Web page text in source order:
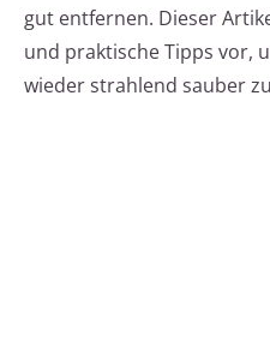
gut entfernen. Dieser
und praktische Tipps vor,
wieder strahlend sauber